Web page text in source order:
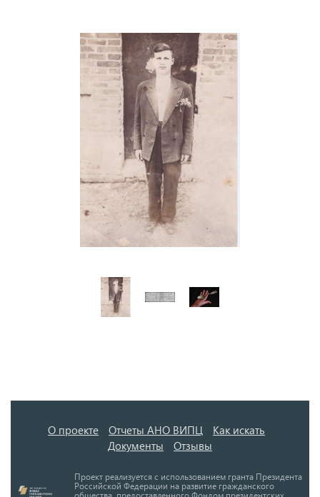
О проекте Отчеты АНО ВИПЦ
Как искать
Документы
Отзывы
Проект реализуется с использованием гранта Президента
Российской Федерации на развитие гражданского